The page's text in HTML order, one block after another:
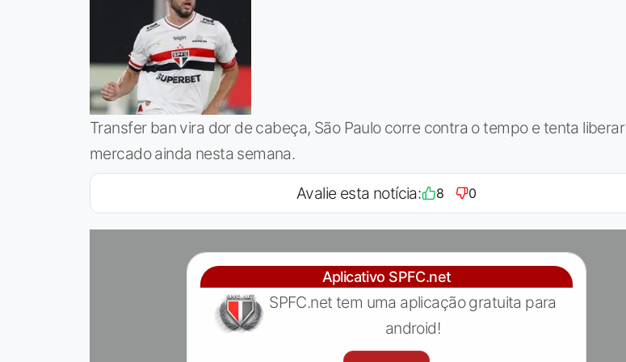
Transfer ban vira dor de cabeça, São Paulo corre contra o tempo e tenta liberar
mercado ainda nesta semana.
Avalie esta notícia: 8 0
Aplicativo SPFC.net
SPFC.net tem uma aplicação gratuita para
android!